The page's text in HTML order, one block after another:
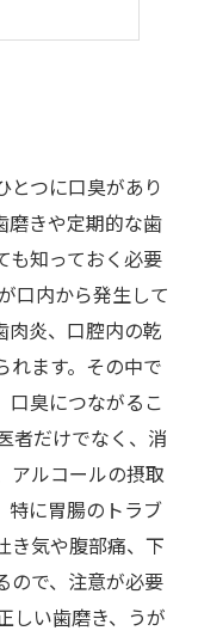
とつに口臭があり
磨きや定期的な歯
も知っておく必要
口内から発生して
肉炎、口腔内の乾
れます。その中で
口臭につながるこ
者だけでなく、消
アルコールの摂取
特に胃腸のトラブ
き気や腹部痛、下
ので、注意が必要
しい歯磨き、うが